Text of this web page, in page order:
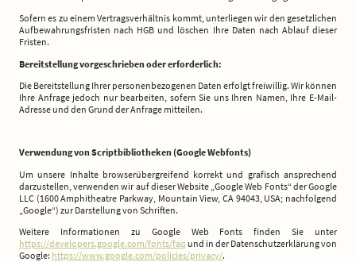
Sofern es zu einem Vertragsverhältnis kommt, unterliegen wir den gesetzlichen
Aufbewahrungsfristen nach HGB und löschen Ihre Daten nach Ablauf dieser
Fristen.
Bereitstellung vorgeschrieben oder erforderlich:
Die Bereitstellung Ihrer personenbezogenen Daten erfolgt freiwillig. Wir können
Ihre Anfrage jedoch nur bearbeiten, sofern Sie uns Ihren Namen, Ihre E-Mail-
Adresse und den Grund der Anfrage mitteilen.
Verwendung von Scriptbibliotheken (Google Webfonts)
Um unsere Inhalte browserübergreifend korrekt und grafisch ansprechend
darzustellen, verwenden wir auf dieser Website „Google Web Fonts“ der Google
LLC (1600 Amphitheatre Parkway, Mountain View, CA 94043, USA; nachfolgend
„Google“) zur Darstellung von Schriften.
Weitere Informationen zu Google Web Fonts finden Sie unter
https://developers.google.com/fonts/faq und in der Datenschutzerklärung von
Google: https://www.google.com/policies/privacy/.